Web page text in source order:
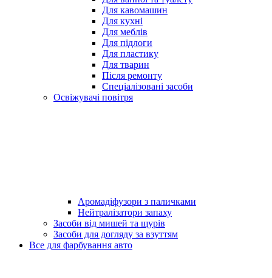
Для кавомашин
Для кухні
Для меблів
Для підлоги
Для пластику
Для тварин
Після ремонту
Спеціалізовані засоби
Освіжувачі повітря
Аромадіфузори з паличками
Нейтралізатори запаху
Засоби від мишей та щурів
Засоби для догляду за взуттям
Все для фарбування авто